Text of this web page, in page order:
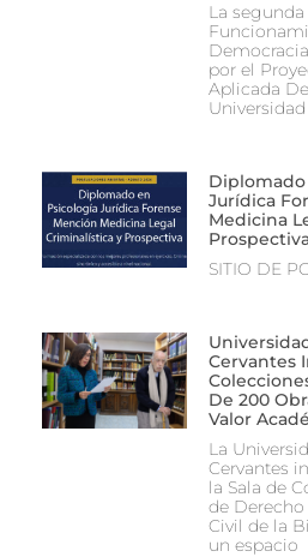
La
por el
Aplicada
Diplomado
Jurídica
Medicina
SITIO DE
Cervantes
De 200
Valor
La
Cervantes
la Sala de
de
Civil de la
un espacio